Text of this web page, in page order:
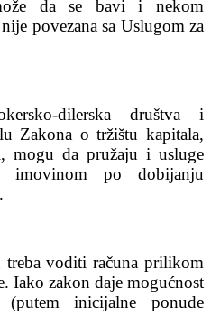
da se bavi i nekom
povezana sa Uslugom za
dilerska društva i
Zakona o tržištu kapitala,
mogu da pružaju i usluge
imovinom po dobijanju
treba voditi računa prilikom
Iako zakon daje mogućnost
inicijalne ponude